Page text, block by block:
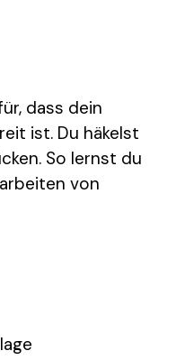
dass dein
ist. Du häkelst
So lernst du
von